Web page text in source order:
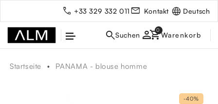
+33 329 332 011 Kontakt Deutsch
person
Startseite PANAMA - blouse homme
-40%